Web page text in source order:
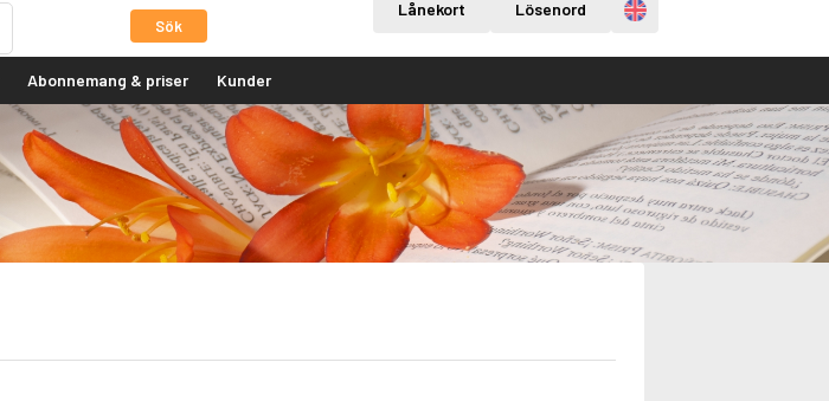
Sök
Lånekort Lösenord Engelska
Abonnemang & priser Kunder